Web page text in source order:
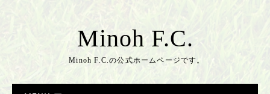
Minoh F.C.
Minoh F.C.の公式ホームページです。